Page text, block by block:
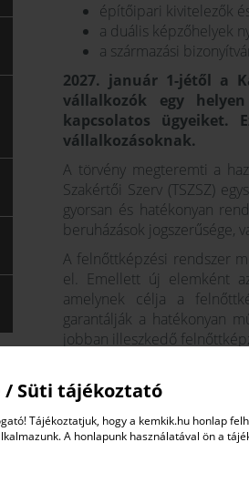
/ Süti tájékoztató
Tájékoztatjuk, hogy a kemkik.hu honlap
A honlapunk használatával ön a
építőipari kivitelezők
a duális képzőhelyek
a származási
2027. január 1-jétől a
vállalkozók egy
kapcsolatos ügyeiket.
vállalkozásoknak.
A törvény megteremti a
Szakértői Szerv (TSZSZ)
gyorsan és hatékonyan
beruházások jogszerűsége,
A felnőttképzési rendszer
el. Emellett új elemként
amelynek célja a
garantálják a hatékonyan
jobban illeszkedő
Kamara
nyilvántartásokkal a
kiszűrve a szabálytalanul